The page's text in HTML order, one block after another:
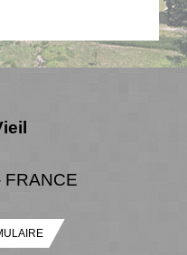
FRANCE